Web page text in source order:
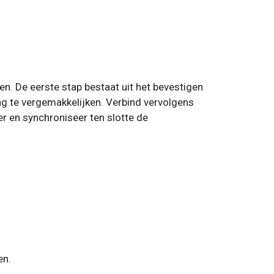
De eerste stap bestaat uit het bevestigen
te vergemakkelijken. Verbind vervolgens
en synchroniseer ten slotte de